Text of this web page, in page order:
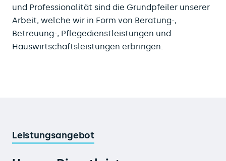
und Professionalität sind die Grundpfeiler unserer
Arbeit, welche wir in Form von Beratung-,
Betreuung-, Pflegedienstleistungen und
Hauswirtschaftsleistungen erbringen.
Leistungsangebot